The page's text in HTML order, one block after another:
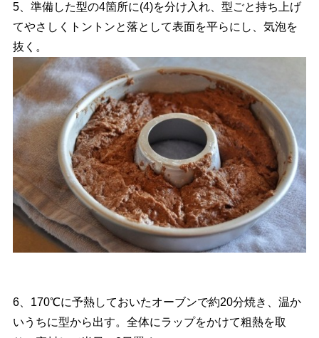
5、準備した型の4箇所に(4)を分け入れ、型ごと持ち上げ
てやさしくトントンと落として表面を平らにし、気泡を
抜く。
6、170℃に予熱しておいたオーブンで約20分焼き、温か
いうちに型から出す。全体にラップをかけて粗熱を取